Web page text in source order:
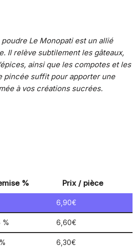
Le Monopati est un allié
Il relève subtilement les gâteaux,
ainsi que les compotes et les
pincée suffit pour apporter une
à vos créations sucrées.
% Prix / pièce
6,90€
% 6,60€
6,30€